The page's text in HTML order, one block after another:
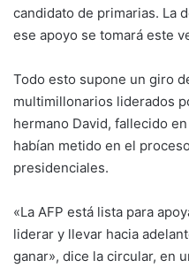
candidato de primarias. La
ese apoyo se tomará este
Todo esto supone un giro
multimillonarios liderados
hermano David, fallecido
habían metido en el
presidenciales.
«La AFP está lista para
liderar y llevar hacia
ganar», dice la circular, en